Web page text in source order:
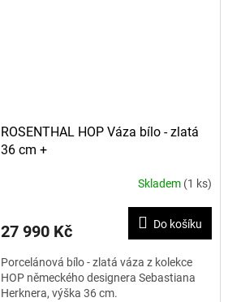
ROSENTHAL HOP Váza bílo - zlatá
36 cm +
Skladem (1 ks)
27 990 Kč Do košíku
Porcelánová bílo - zlatá váza z kolekce
HOP německého designera Sebastiana
Herknera, výška 36 cm.